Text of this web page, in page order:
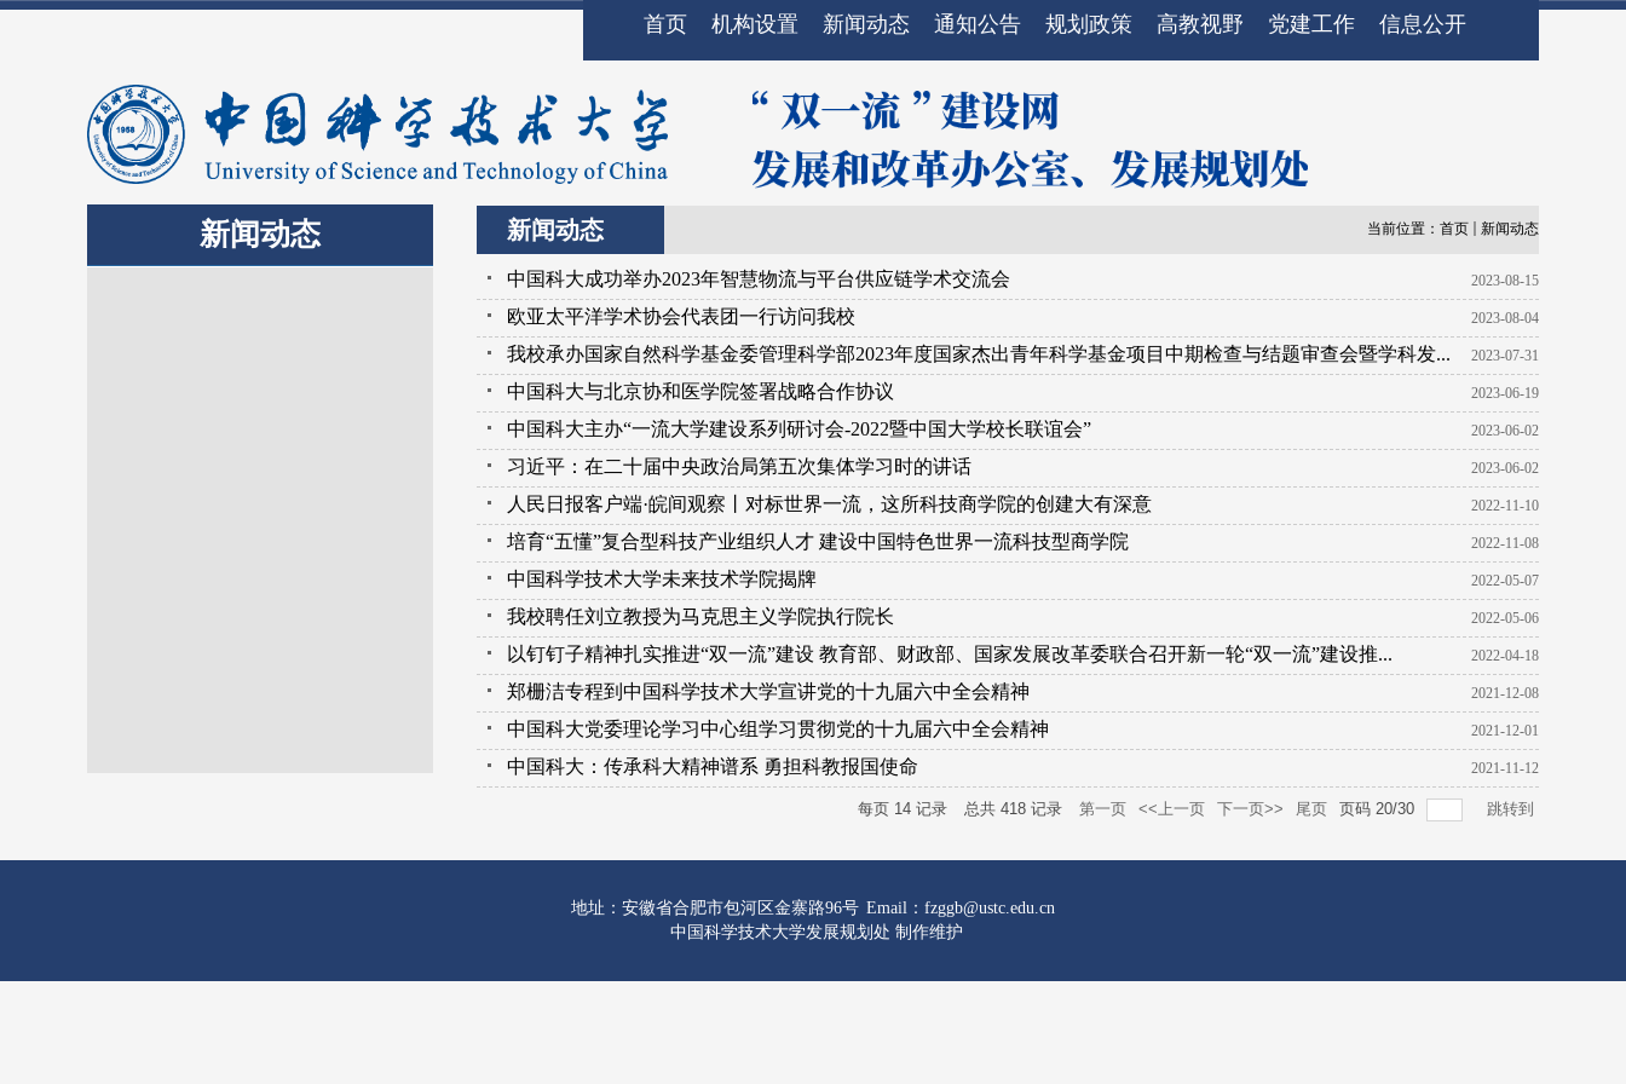
首页 机构设置 新闻动态 通知公告 规划政策 高教视野 党建工作 信息公开
新闻动态 新闻动态 当前位置： 首页 新闻动态
中国科大成功举办2023年智慧物流与平台供应链学术交流会 2023-08-15
欧亚太平洋学术协会代表团一行访问我校 2023-08-04
我校承办国家自然科学基金委管理科学部2023年度国家杰出青年科学基金项目中期检查与结题审查会暨学科发... 2023-07-31
中国科大与北京协和医学院签署战略合作协议 2023-06-19
中国科大主办“一流大学建设系列研讨会-2022暨中国大学校长联谊会” 2023-06-02
习近平：在二十届中央政治局第五次集体学习时的讲话 2023-06-02
人民日报客户端·皖间观察丨对标世界一流，这所科技商学院的创建大有深意 2022-11-10
​培育“五懂”复合型科技产业组织人才 建设中国特色世界一流科技型商学院 2022-11-08
中国科学技术大学未来技术学院揭牌 2022-05-07
我校聘任刘立教授为马克思主义学院执行院长 2022-05-06
以钉钉子精神扎实推进“双一流”建设 教育部、财政部、国家发展改革委联合召开新一轮“双一流”建设推... 2022-04-18
郑栅洁专程到中国科学技术大学宣讲党的十九届六中全会精神 2021-12-08
中国科大党委理论学习中心组学习贯彻党的十九届六中全会精神 2021-12-01
中国科大：传承科大精神谱系 勇担科教报国使命 2021-11-12
每页 14 记录 总共 418 记录 第一页 <<上一页 下一页>> 尾页 页码 20/30 跳转到
地址：安徽省合肥市包河区金寨路96号 Email：fzggb@ustc.edu.cn
中国科学技术大学发展规划处 制作维护